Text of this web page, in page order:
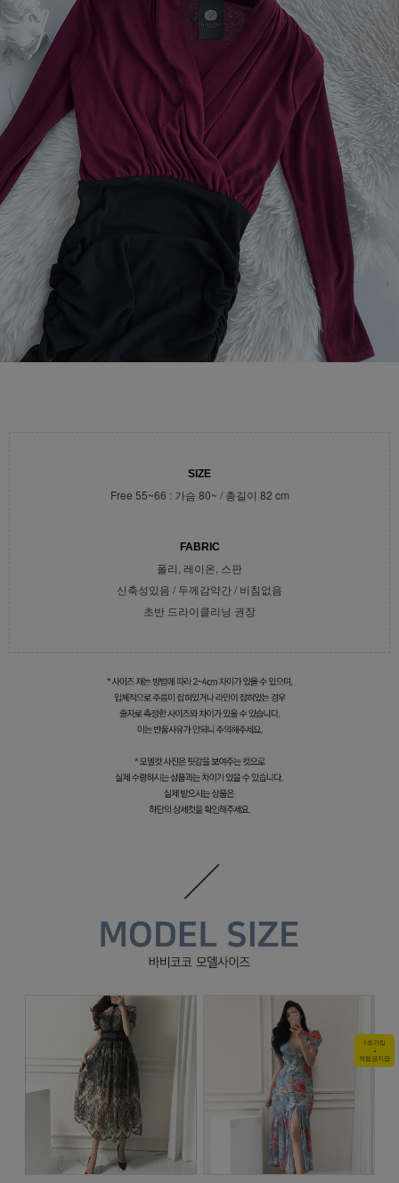
1초가입
+
적립금지급
SIZE
Free 55~66 : 가슴 80~ / 총길이 82 cm
FABRIC
폴리, 레이온, 스판
신축성있음 / 두께감약간 / 비침없음
초반 드라이클리닝 권장